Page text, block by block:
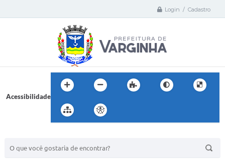
Login / Cadastro
Acessibilidade